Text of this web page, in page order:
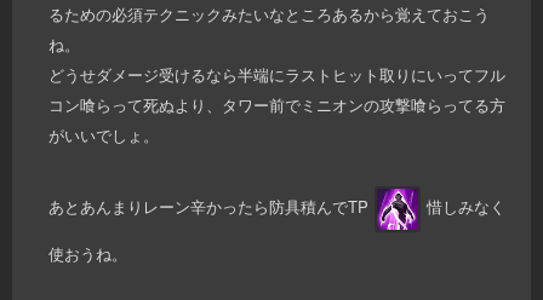
るための必須テクニックみたいなところあるから覚えておこう
ね。
どうせダメージ受けるなら半端にラストヒット取りにいってフル
コン喰らって死ぬより、タワー前でミニオンの攻撃喰らってる方
がいいでしょ。
あとあんまりレーン辛かったら防具積んでTP 惜しみなく
使おうね。